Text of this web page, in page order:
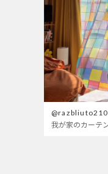
@razbliuto210